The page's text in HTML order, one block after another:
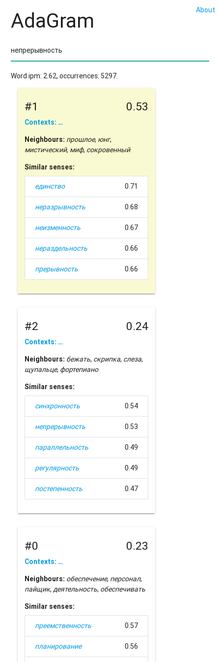
About
AdaGram
Word ipm: 2.62, occurrences: 5297.
#1 0.53
Contexts: …
Neighbours: прошлое, юнг,
мистический, миф, сокровенный
Similar senses:
единство 0.71
неразрывность 0.68
неизменность 0.67
нераздельность 0.66
прерывность 0.66
#2 0.24
Contexts: …
Neighbours: бежать, скрипка, слеза,
щупальце, фортепиано
Similar senses:
синхронность 0.54
непрерывность 0.53
параллельность 0.49
регулярность 0.49
постепенность 0.47
#0 0.23
Contexts: …
Neighbours: обеспечение, персонал,
пайщик,деятельность, обеспечивать
Similar senses:
преемственность 0.57
планирование 0.56